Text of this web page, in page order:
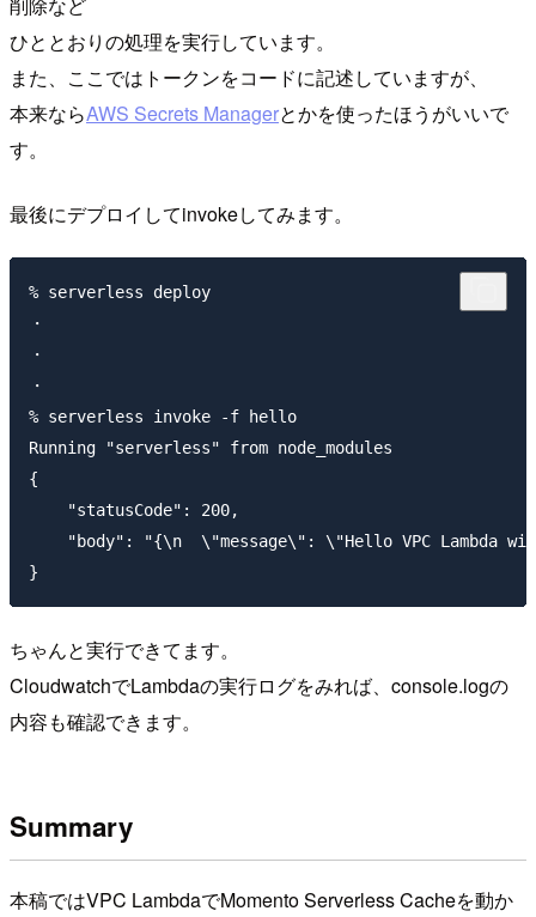
削除など
ひととおりの処理を実行しています。
また、ここではトークンをコードに記述していますが、
本来ならAWS Secrets Managerとかを使ったほうがいいで
す。
最後にデプロイしてinvokeしてみます。
% serverless deploy
・
・
・
% serverless invoke -f hello
Running "serverless" from node_modules
{
    "statusCode": 200,
"body": "{\n  \"message\": \"Hello VPC Lambda
ちゃんと実行できてます。
CloudwatchでLambdaの実行ログをみれば、console.logの
内容も確認できます。
Summary
本稿ではVPC LambdaでMomento Serverless Cacheを動か